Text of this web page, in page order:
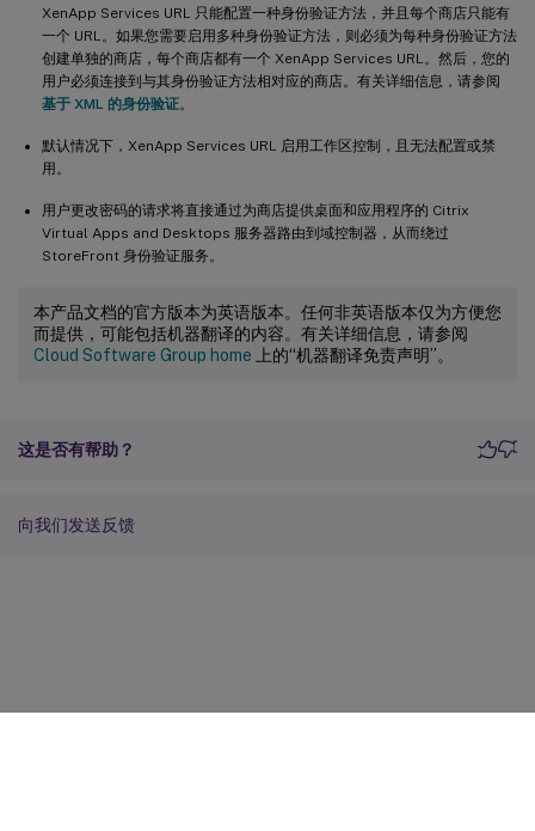
XenApp Services URL 只能配置一种身份验证方法，并且每个商店只能有
一个 URL。如果您需要启用多种身份验证方法，则必须为每种身份验证方法
创建单独的商店，每个商店都有一个 XenApp Services URL。然后，您的
用户必须连接到与其身份验证方法相对应的商店。有关详细信息，请参阅
基于 XML 的身份验证。
默认情况下，XenApp Services URL 启用工作区控制，且无法配置或禁
用。
用户更改密码的请求将直接通过为商店提供桌面和应用程序的 Citrix
Virtual Apps and Desktops 服务器路由到域控制器，从而绕过
StoreFront 身份验证服务。
本产品文档的官方版本为英语版本。任何非英语版本仅为方便您
而提供，可能包括机器翻译的内容。有关详细信息，请参阅
Cloud Software Group home 上的“机器翻译免责声明”。
这是否有帮助？
向我们发送反馈